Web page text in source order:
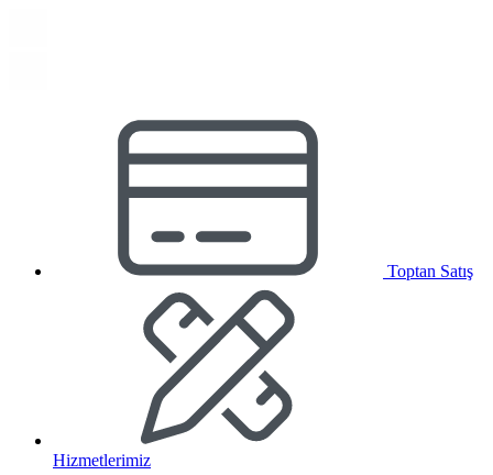
Toptan Satış
Hizmetlerimiz